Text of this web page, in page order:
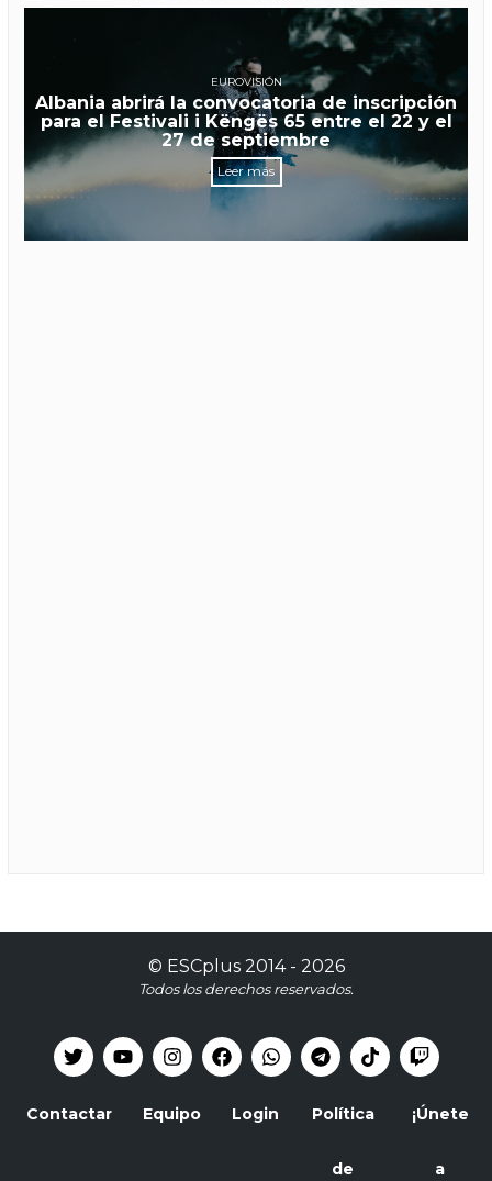
EUROVISIÓN
Albania abrirá la convocatoria de inscripción
para el Festivali i Këngës 65 entre el 22 y el
27 de septiembre
Leer más
© ESCplus2014 - 2026
Todos los derechos reservados.
Contactar Equipo Login Política
de
¡Únete
a